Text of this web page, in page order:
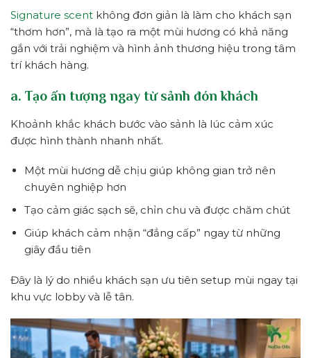
Signature scent không đơn giản là làm cho khách sạn
“thơm hơn”, mà là tạo ra một mùi hương có khả năng
gắn với trải nghiệm và hình ảnh thương hiệu trong tâm
trí khách hàng.
a. Tạo ấn tượng ngay từ sảnh đón khách
Khoảnh khắc khách bước vào sảnh là lúc cảm xúc
được hình thành nhanh nhất.
Một mùi hương dễ chịu giúp không gian trở nên
chuyên nghiệp hơn
Tạo cảm giác sạch sẽ, chỉn chu và được chăm chút
Giúp khách cảm nhận “đẳng cấp” ngay từ những
giây đầu tiên
Đây là lý do nhiều khách sạn ưu tiên setup mùi ngay tại
khu vực lobby và lễ tân.